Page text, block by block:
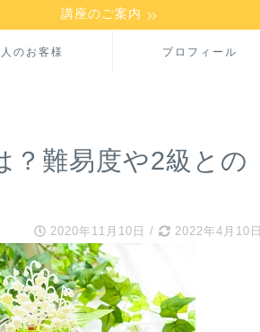
講座のご案内
のお客様 プロフィール
？難易度や2級との
2020年11月10日 / 2022年4月10日